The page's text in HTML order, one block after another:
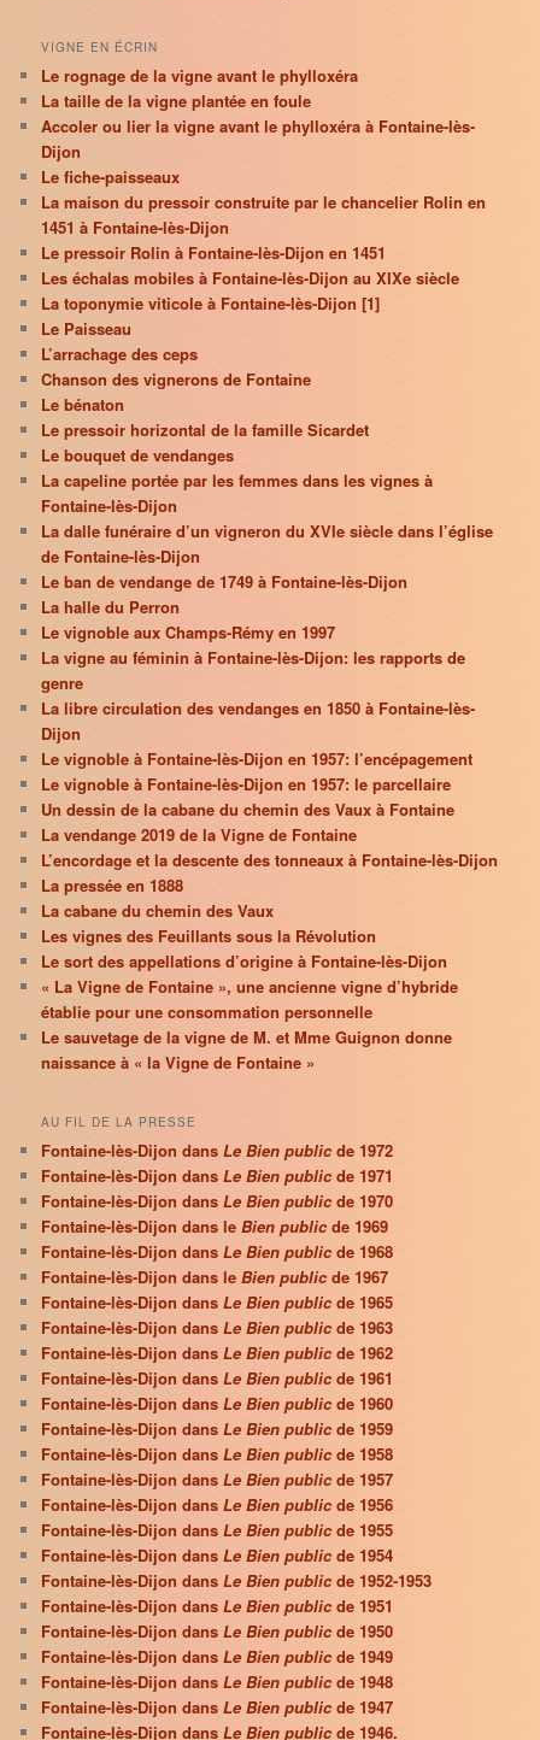
VIGNE EN ÉCRIN
Le rognage de la vigne avant le phylloxéra
La taille de la vigne plantée en foule
Accoler ou lier la vigne avant le phylloxéra à Fontaine-lès-
Dijon
Le fiche-paisseaux
La maison du pressoir construite par le chancelier Rolin en
1451 à Fontaine-lès-Dijon
Le pressoir Rolin à Fontaine-lès-Dijon en 1451
Les échalas mobiles à Fontaine-lès-Dijon au XIXe siècle
La toponymie viticole à Fontaine-lès-Dijon [1]
Le Paisseau
L’arrachage des ceps
Chanson des vignerons de Fontaine
Le bénaton
Le pressoir horizontal de la famille Sicardet
Le bouquet de vendanges
La capeline portée par les femmes dans les vignes à
Fontaine-lès-Dijon
La dalle funéraire d’un vigneron du XVIe siècle dans l’église
de Fontaine-lès-Dijon
Le ban de vendange de 1749 à Fontaine-lès-Dijon
La halle du Perron
Le vignoble aux Champs-Rémy en 1997
La vigne au féminin à Fontaine-lès-Dijon: les rapports de
genre
La libre circulation des vendanges en 1850 à Fontaine-lès-
Dijon
Le vignoble à Fontaine-lès-Dijon en 1957: l’encépagement
Le vignoble à Fontaine-lès-Dijon en 1957: le parcellaire
Un dessin de la cabane du chemin des Vaux à Fontaine
La vendange 2019 de la Vigne de Fontaine
L’encordage et la descente des tonneaux à Fontaine-lès-Dijon
La pressée en 1888
La cabane du chemin des Vaux
Les vignes des Feuillants sous la Révolution
Le sort des appellations d’origine à Fontaine-lès-Dijon
« La Vigne de Fontaine », une ancienne vigne d’hybride
établie pour une consommation personnelle
Le sauvetage de la vigne de M. et Mme Guignon donne
naissance à « la Vigne de Fontaine »
AU FIL DE LA PRESSE
Fontaine-lès-Dijon dansLe Bien publicde 1972
Fontaine-lès-Dijon dansLe Bien publicde 1971
Fontaine-lès-Dijon dansLe Bien publicde 1970
Fontaine-lès-Dijon dans leBien publicde 1969
Fontaine-lès-Dijon dansLe Bien publicde 1968
Fontaine-lès-Dijon dans leBien public de 1967
Fontaine-lès-Dijon dansLe Bien publicde 1965
Fontaine-lès-Dijon dansLe Bien publicde 1963
Fontaine-lès-Dijon dansLe Bien publicde 1962
Fontaine-lès-Dijon dansLe Bien publicde 1961
Fontaine-lès-Dijon dansLe Bien publicde 1960
Fontaine-lès-Dijon dansLe Bien publicde 1959
Fontaine-lès-Dijon dansLe Bien publicde 1958
Fontaine-lès-Dijon dansLe Bien publicde 1957
Fontaine-lès-Dijon dansLe Bien publicde 1956
Fontaine-lès-Dijon dansLe Bien publicde 1955
Fontaine-lès-Dijon dansLe Bien publicde 1954
Fontaine-lès-Dijon dansLe Bien publicde 1952-1953
Fontaine-lès-Dijon dansLe Bien publicde 1951
Fontaine-lès-Dijon dansLe Bien publicde 1950
Fontaine-lès-Dijon dansLe Bien publicde 1949
Fontaine-lès-Dijon dansLe Bien publicde 1948
Fontaine-lès-Dijon dansLe Bien publicde 1947
Fontaine-lès-Dijon dansLe Bien publicde 1946.